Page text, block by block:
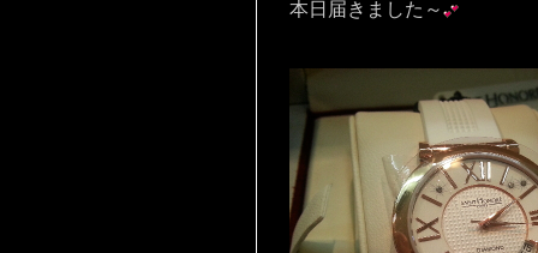
本日届きました～